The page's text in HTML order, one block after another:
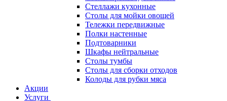
Стеллажи кухонные
Столы для мойки овощей
Тележки передвижные
Полки настенные
Подтоварники
Шкафы нейтральные
Столы тумбы
Столы для сборки отходов
Колоды для рубки мяса
Акции
Услуги